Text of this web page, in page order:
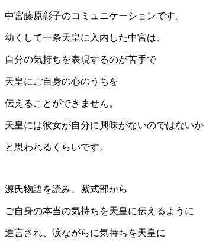
中宮藤原彰子のコミュニケーションです。
幼くして一条天皇に入内した中宮は、
自分の気持ちを表現するのが苦手で
天皇にご自身の心のうちを
伝えることができません。
天皇には彼女が自分に興味がないのではないか
と思われるくらいです。
源氏物語を読み、紫式部から
ご自身の本当の気持ちを天皇に伝えるように
進言され、涙ながらに気持ちを天皇に